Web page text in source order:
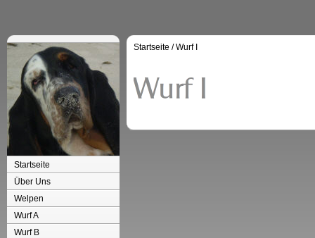
Startseite
Über Uns
Welpen
Wurf A
Wurf B
Startseite /Wurf I